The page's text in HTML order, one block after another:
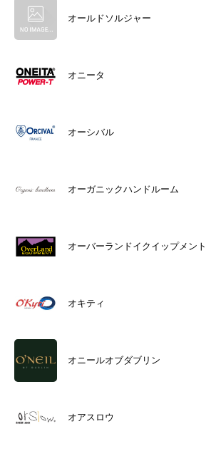
オールドソルジャー
オニータ
オーシバル
オーガニックハンドルーム
オーバーランドイクイップメント
オキティ
オニールオブダブリン
オアスロウ